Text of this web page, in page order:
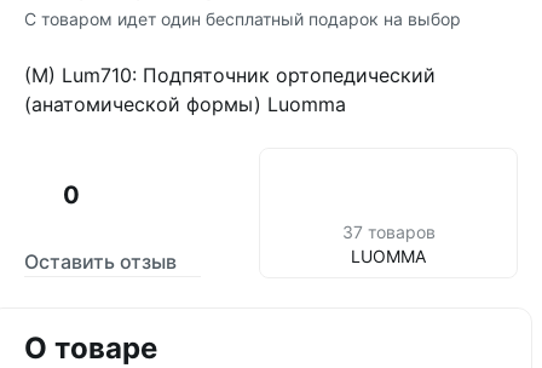
С товаром идет один бесплатный подарок на выбор
(М) Lum710: Подпяточник ортопедический
(анатомической формы) Luomma
0
Оставить отзыв
37 товаров
LUOMMA
О товаре